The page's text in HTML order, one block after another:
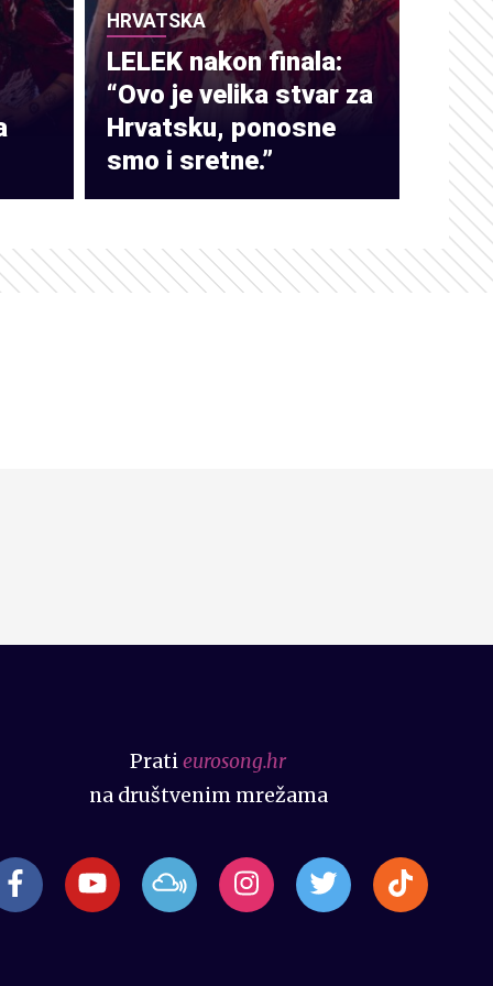
HRVATSKA
LELEK nakon finala:
“Ovo je velika stvar za
Hrvatsku, ponosne
smo i sretne.”
Pratieurosong.hr
na društvenim mrežama